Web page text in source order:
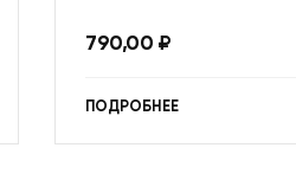
790,00 ₽
ПОДРОБНЕЕ